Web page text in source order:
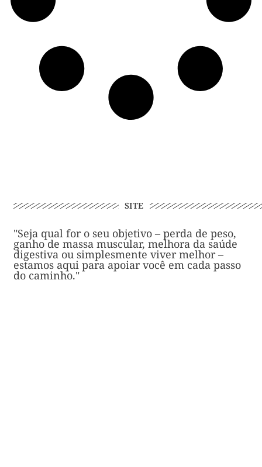
SITE
"Seja qual for o seu objetivo – perda de peso,
ganho de massa muscular, melhora da saúde
digestiva ou simplesmente viver melhor –
estamos aqui para apoiar você em cada passo
do caminho."